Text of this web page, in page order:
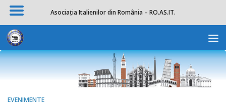
Skip to content
EVENIMENTE
Asociația Italienilor din România – RO.AS.IT.